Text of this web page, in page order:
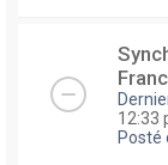
12:33
Posté